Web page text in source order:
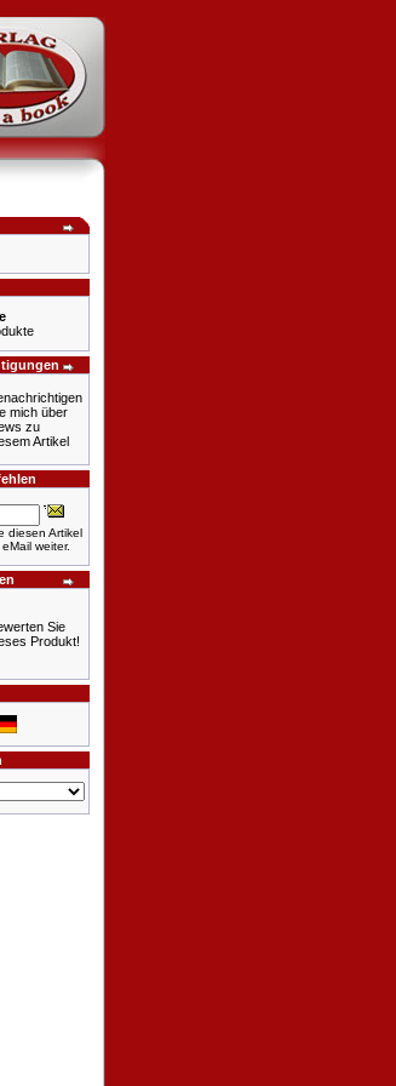
mich über
zu
Artikel
diesen Artikel
weiter.
Sie
Produkt!